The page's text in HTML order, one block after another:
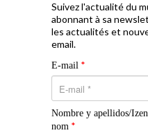
Suivez l'actualité du
abonnant à sa
les actualités et
email.
E-mail *
Nombre y apellidos/
nom *